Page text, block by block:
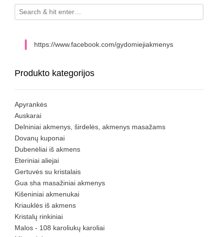
https://www.facebook.com/gydomiejiakmenys
Produkto kategorijos
Apyrankės
Auskarai
Delniniai akmenys, širdelės, akmenys masažams
Dovanų kuponai
Dubenėliai iš akmens
Eteriniai aliejai
Gertuvės su kristalais
Gua sha masažiniai akmenys
Kišeniniai akmenukai
Kriauklės iš akmens
Kristalų rinkiniai
Malos - 108 karoliukų karoliai